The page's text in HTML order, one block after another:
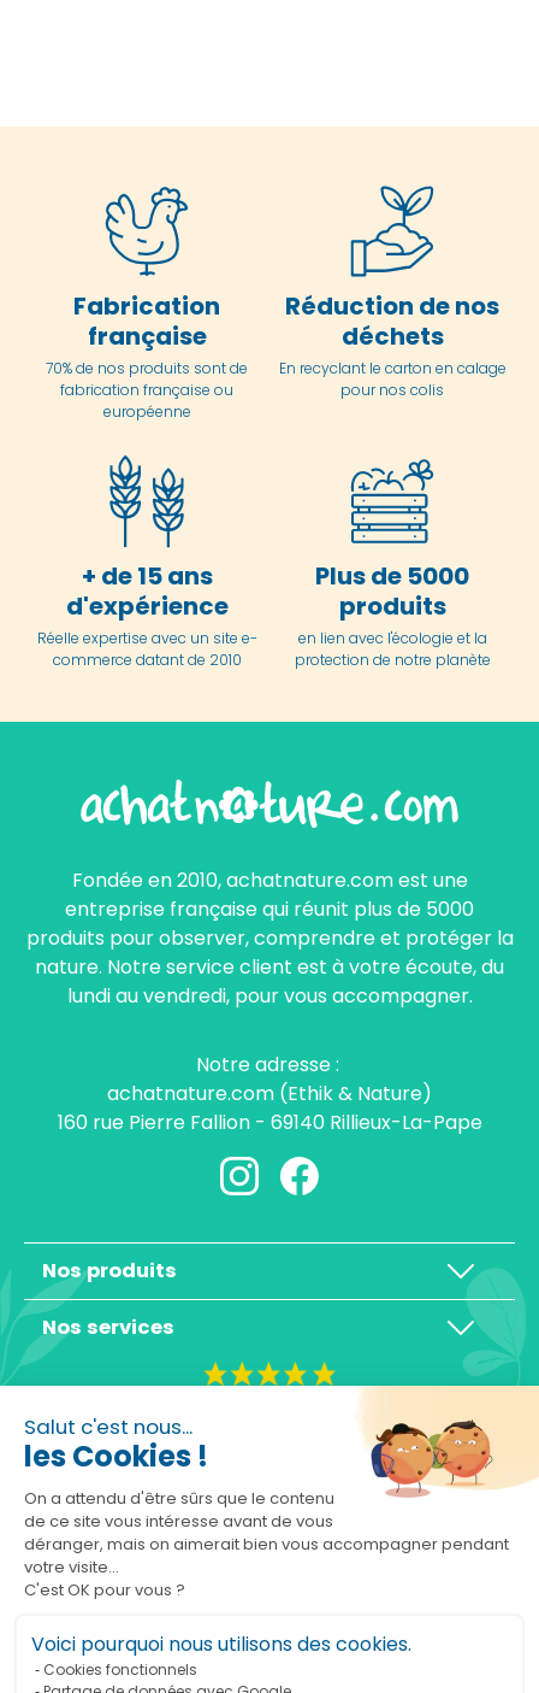
Salut c'est nous...
les Cookies !
On a attendu d'être sûrs que le contenu
de ce site vous intéresse avant de vous
déranger, mais on aimerait bien vous accompagner pendant
votre visite...
C'est OK pour vous ?
Voici pourquoi nous utilisons des cookies.
Cookies fonctionnels
Fabrication
française
70% de nos produits sont de
fabrication française ou
européenne
Réduction de nos
déchets
En recyclant le carton en calage
pour nos colis
+ de 15 ans
d'expérience
Réelle expertise avec un site e-
commerce datant de 2010
Plus de 5000
produits
en lien avec l'écologie et la
protection de notre planète
Fondée en 2010, achatnature.com est une
entreprise française qui réunit plus de 5000
produits pour observer, comprendre et protéger la
nature. Notre service client est à votre écoute, du
lundi au vendredi, pour vous accompagner.
Notre adresse :
achatnature.com (Ethik & Nature)
160 rue Pierre Fallion - 69140 Rillieux-La-Pape
Nos produits
Nos services